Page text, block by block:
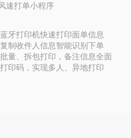
速打单小程序
牙打印机快速打印面单信息
制收件人信息智能识别下单
量、拆包打印，备注信息全面
印码，实现多人、异地打印